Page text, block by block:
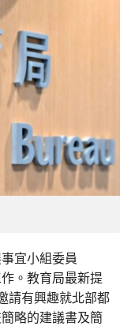
宜小組委員
。教育局最新提
請有興趣就北部都
略的建議書及簡